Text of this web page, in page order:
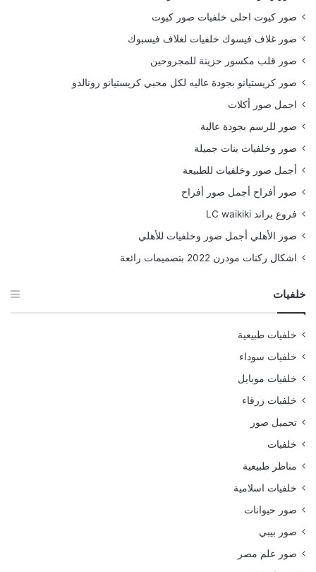
صور كيوت احلى خلفيات صور كيوت
صور غلاف فيسوك خلفيات لغلاف فيسبوك
صور قلب مكسور حزينة للمجروحين
صور كريستيانو بجودة عاليه لكل محبي كريستيانو رونالدو
اجمل صور أكلات
صور للرسم بجودة عالية
صور وخلفيات بنات جميلة
أجمل صور وخلفيات للطبيعة
صور أفراح أجمل صور أفراح
فروع براند LC waikiki
صور الأهلي أجمل صور وخلفيات للأهلي
اشكال ركنات مودرن 2022 بتصميمات رائعة
خلفيات
خلفيات طبيعية
خلفيات سوداء
خلفيات موبايل
خلفيات زرقاء
تحميل صور
خلفيات
مناظر طبيعية
خلفيات اسلامية
صور حيوانات
صور بيبي
صور علم مصر